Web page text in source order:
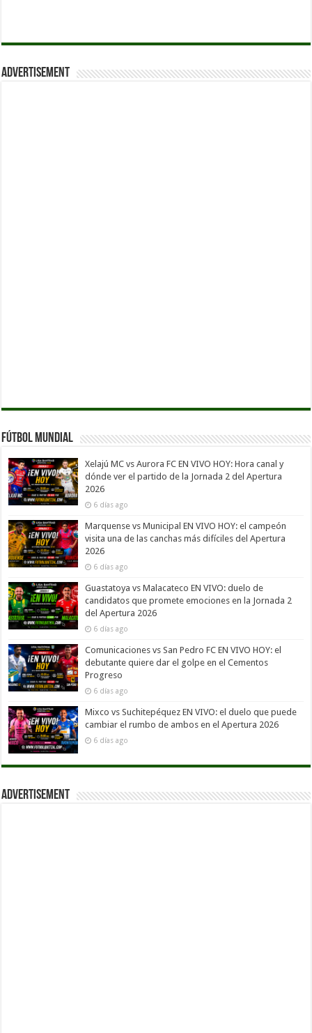
Advertisement
Fútbol Mundial
Xelajú MC vs Aurora FC EN VIVO HOY: Hora canal y
dónde ver el partido de la Jornada 2 del Apertura
2026
6 días ago
Marquense vs Municipal EN VIVO HOY: el campeón
visita una de las canchas más difíciles del Apertura
2026
6 días ago
Guastatoya vs Malacateco EN VIVO: duelo de
candidatos que promete emociones en la Jornada 2
del Apertura 2026
6 días ago
Comunicaciones vs San Pedro FC EN VIVO HOY: el
debutante quiere dar el golpe en el Cementos
Progreso
6 días ago
Mixco vs Suchitepéquez EN VIVO: el duelo que puede
cambiar el rumbo de ambos en el Apertura 2026
6 días ago
Advertisement